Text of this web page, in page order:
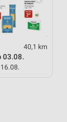
40,1 km
03.08.